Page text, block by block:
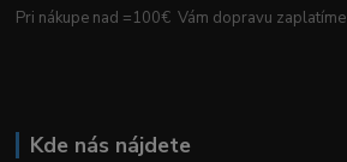
Pri nákupe nad =100€ Vám dopravu zaplatíme
Kde nás nájdete